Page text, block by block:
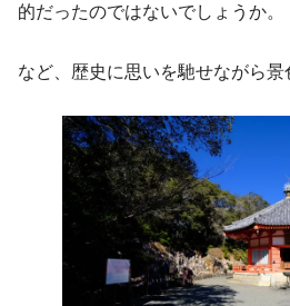
的だったのではないでしょうか。
など、歴史に思いを馳せながら景